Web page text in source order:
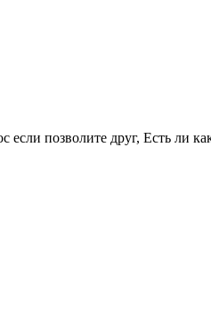
позволите друг, Есть ли